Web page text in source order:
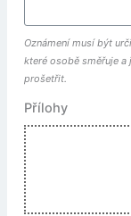
Oznámení musí být
které osobě směřuje
prošetřit.
Přílohy